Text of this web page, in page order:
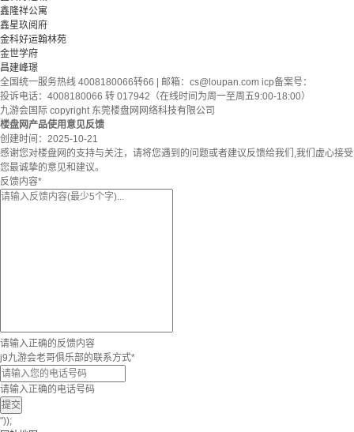
鑫隆祥公寓
鑫星玖阅府
金科好运翰林苑
金世学府
昌建峰璟
全国统一服务热线 4008180066转66 | 邮箱： cs@loupan.com icp备案号：
投诉电话：4008180066 转 017942（在线时间为周一至周五9:00-18:00）
九游会国际 copyright 东莞楼盘网网络科技有限公司
楼盘网产品使用意见反馈
创建时间： 2025-10-21
感谢您对楼盘网的支持与关注，请将您遇到的问题或者建议反馈给我们,我们虚心接受
您最诚挚的意见和建议。
反馈内容*
请输入正确的反馈内容
j9九游会老哥俱乐部的联系方式*
请输入正确的电话号码
提交
"));